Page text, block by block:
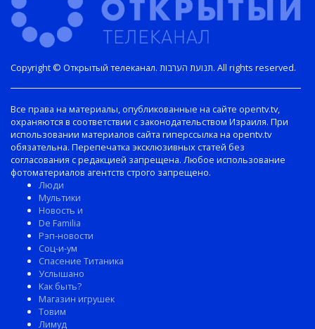
Copyright © Открытый телеканал. תנועת הערבות. All rights reserved.
Все права на материалы, опубликованные на сайте opentv.tv,
охраняются в соответствии с законодательством Израиля. При
использовании материалов сайта гиперссылка на opentv.tv
обязательна. Перепечатка эксклюзивных статей без
согласования с редакцией запрещена. Любое использование
фотоматериалов агентств строго запрещено.
Люди
Мультики
Новость и
De Familia
Рэп-новости
Соц-и-ум
Спасение Титаника
Услышано
Как быть?
Магазин игрушек
Товим
Лимуд